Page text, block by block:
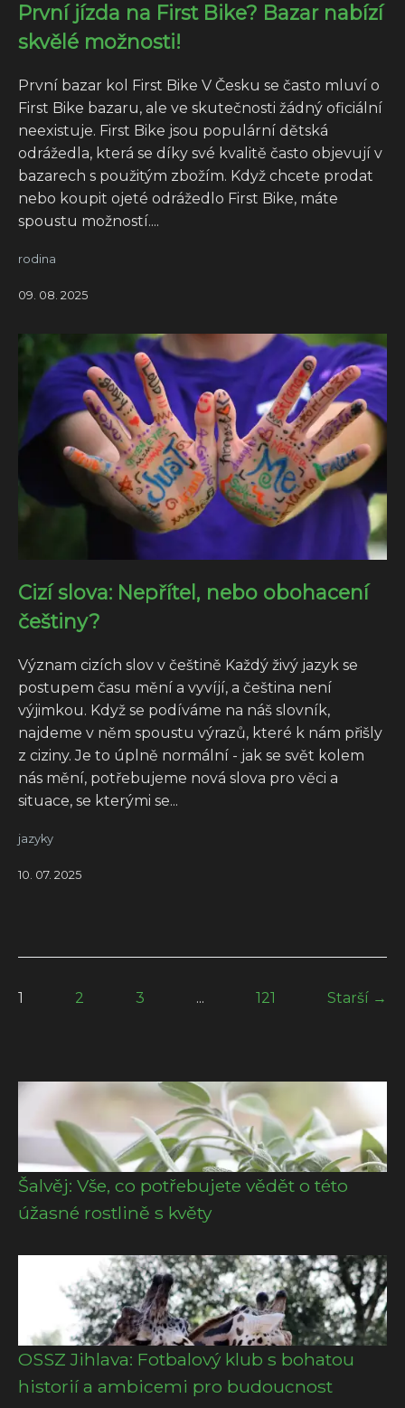
První jízda na First Bike? Bazar nabízí
skvělé možnosti!
První bazar kol First Bike V Česku se často mluví o
First Bike bazaru, ale ve skutečnosti žádný oficiální
neexistuje. First Bike jsou populární dětská
odrážedla, která se díky své kvalitě často objevují v
bazarech s použitým zbožím. Když chcete prodat
nebo koupit ojeté odrážedlo First Bike, máte
spoustu možností....
rodina
09. 08. 2025
Cizí slova: Nepřítel, nebo obohacení
češtiny?
Význam cizích slov v češtině Každý živý jazyk se
postupem času mění a vyvíjí, a čeština není
výjimkou. Když se podíváme na náš slovník,
najdeme v něm spoustu výrazů, které k nám přišly
z ciziny. Je to úplně normální - jak se svět kolem
nás mění, potřebujeme nová slova pro věci a
situace, se kterými se...
jazyky
10. 07. 2025
1 2 3 ... 121 Starší →
Šalvěj: Vše, co potřebujete vědět o této
úžasné rostlině s květy
OSSZ Jihlava: Fotbalový klub s bohatou
historií a ambicemi pro budoucnost